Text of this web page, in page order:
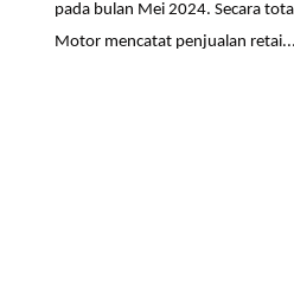
pada bulan Mei 2024. Secara
Motor mencatat penjualan